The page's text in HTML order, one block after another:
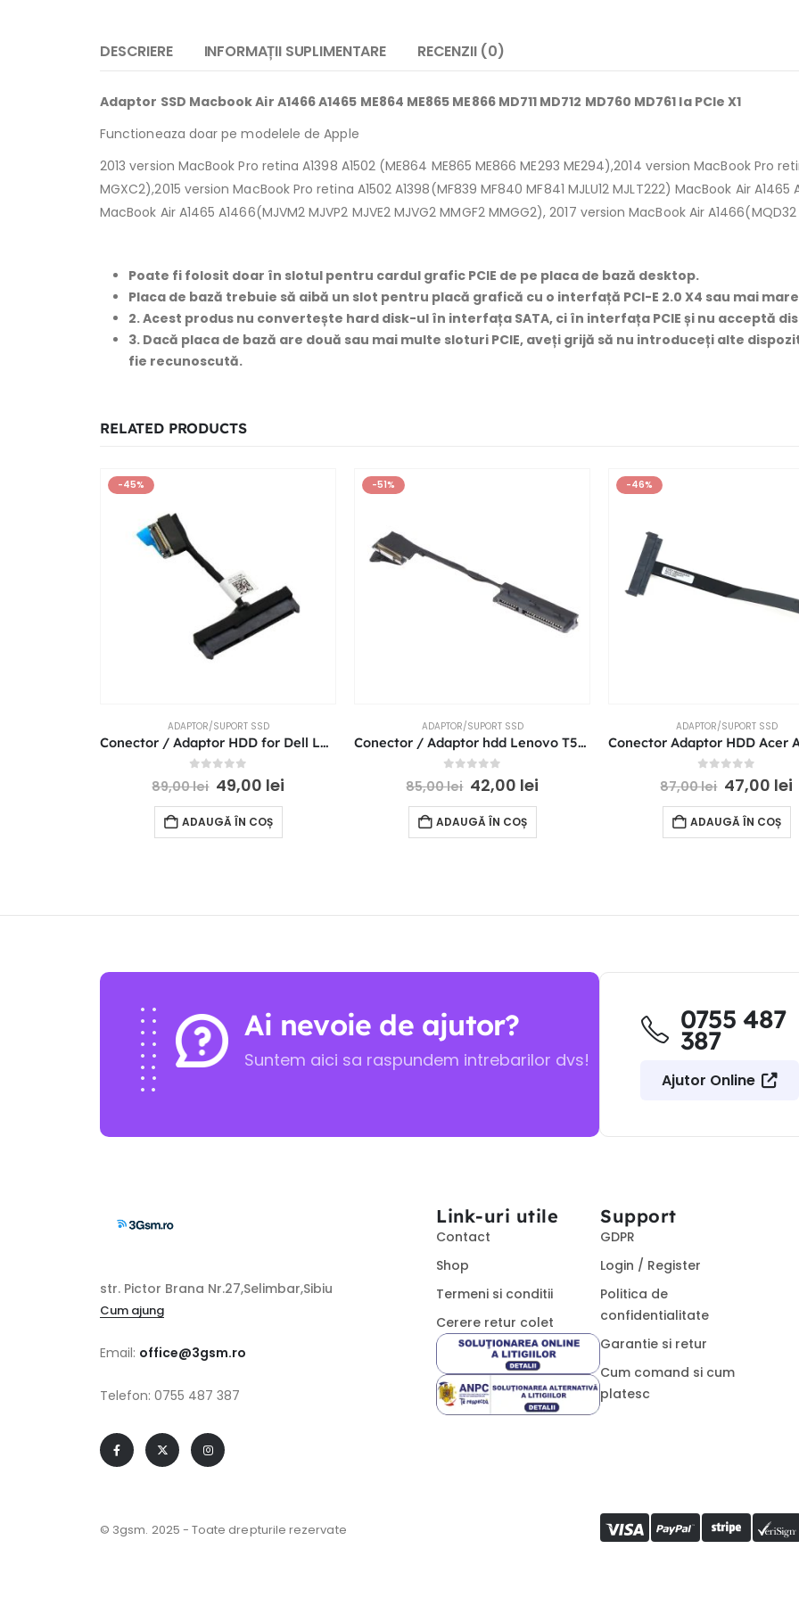
DESCRIERE INFORMAȚII SUPLIMENTARE RECENZII (0)
Adaptor SSD Macbook Air A1466 A1465 ME864 ME865 ME866 MD711 MD712 MD760 MD761 la PCIe X1
Functioneaza doar pe modelele de Apple
2013 version MacBook Pro retina A1398 A1502 (ME864 ME865 ME866 ME293 ME294),2014 version MacBook Pro
MGXC2),2015 version MacBook Pro retina A1502 A1398(MF839 MF840 MF841 MJLU12 MJLT222) MacBook Air A1465
MacBook Air A1465 A1466(MJVM2 MJVP2 MJVE2 MJVG2 MMGF2 MMGG2), 2017 version MacBook Air
Poate fi folosit doar în slotul pentru cardul grafic PCIE de pe placa de bază desktop.
Placa de bază trebuie să aibă un slot pentru placă grafică cu o interfață PCI-E 2.0 X4 sau mai
2. Acest produs nu convertește hard disk-ul în interfața SATA, ci în interfața PCIE și nu acceptă
3. Dacă placa de bază are două sau mai multe sloturi PCIE, aveți grijă să nu introduceți alte
fie recunoscută.
RELATED PRODUCTS
-45%
ADAPTOR/SUPORT SSD
Conector / Adaptor HDD for Dell Latitude E5450 8GD6D 08GD6D ZAM70
out of 5
89,00lei 49,00 lei
ADAUGĂ ÎN COȘ
-51%
ADAPTOR/SUPORT SSD
Conector / Adaptor hdd Lenovo T560 T460 T50s 00UR860
out of 5
85,00lei 42,00 lei
ADAUGĂ ÎN COȘ
-46%
ADAPTOR/SUPORT SSD
out of 5
87,00lei 47,00 lei
ADAUGĂ ÎN COȘ
Ai nevoie de ajutor?
Suntem aici sa raspundem intrebarilor dvs!
0755 487
387
Ajutor Online
str. Pictor Brana Nr.27,Selimbar,Sibiu
Cum ajung
Email: office@3gsm.ro
Telefon: 0755 487 387
Link-uri utile
Contact
Shop
Termeni si conditii
Cerere retur colet
Support
GDPR
Login / Register
Politica de
confidentialitate
Garantie si retur
Cum comand si cum
platesc
© 3gsm. 2025 - Toate drepturile rezervate